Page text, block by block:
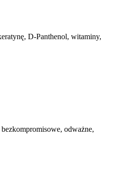
D-Panthenol, witaminy,
odważne,